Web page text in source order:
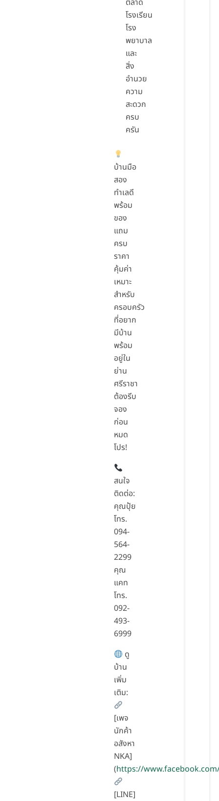
ตลาด
โรงเรียน
โรง
พยาบาล
และ
สิ่ง
อำนวย
ความ
สะดวก
ครบ
ครัน
บ้านมือ
สอง
ทำเลดี
พร้อม
ของ
แถม
ครบ
ราคา
คุ้มค่า
เหมาะ
สำหรับ
ครอบครัว
ที่อยาก
มีบ้าน
พร้อม
อยู่ใน
ย่าน
ศรีราชา
ต้องรีบ
จอง
ก่อน
หมด
โปร!
สนใจ
ติดต่อ:
คุณปุ้ย
โทร.
094-
564-
2299
คุณ
แคท
โทร.
092-
493-
6999
ดู
บ้าน
เพิ่ม
เติม:
[เพจ
นักค้า
อสังหา
NKA]
(https://
[LINE]